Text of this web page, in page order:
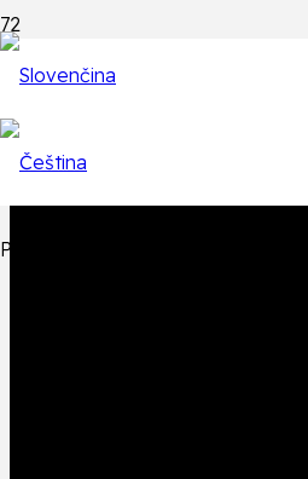
Produkt
Epizódy
Späť na zoznam epizód